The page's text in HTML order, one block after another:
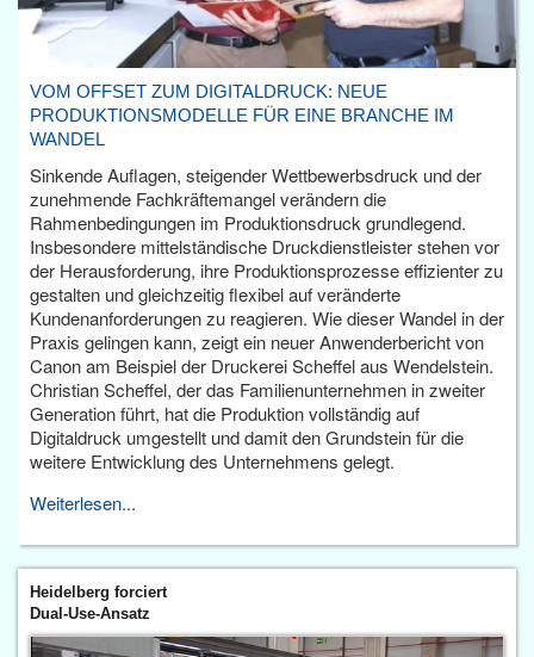
VOM OFFSET ZUM DIGITALDRUCK: NEUE
PRODUKTIONSMODELLE FÜR EINE BRANCHE IM
WANDEL
Sinkende Auflagen, steigender Wettbewerbsdruck und der
zunehmende Fachkräftemangel verändern die
Rahmenbedingungen im Produktionsdruck grundlegend.
Insbesondere mittelständische Druckdienstleister stehen vor
der Herausforderung, ihre Produktionsprozesse effizienter zu
gestalten und gleichzeitig flexibel auf veränderte
Kundenanforderungen zu reagieren. Wie dieser Wandel in der
Praxis gelingen kann, zeigt ein neuer Anwenderbericht von
Canon am Beispiel der Druckerei Scheffel aus Wendelstein.
Christian Scheffel, der das Familienunternehmen in zweiter
Generation führt, hat die Produktion vollständig auf
Digitaldruck umgestellt und damit den Grundstein für die
weitere Entwicklung des Unternehmens gelegt.
Weiterlesen...
Heidelberg forciert
Dual-Use-Ansatz